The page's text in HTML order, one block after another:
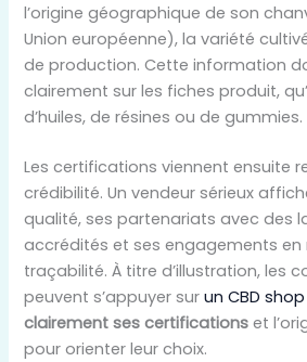
l’origine géographique de son
Union européenne), la variété
de production. Cette information
clairement sur les fiches produit,
d’huiles, de résines ou de gummies.
Les certifications viennent ensuite
crédibilité. Un vendeur sérieux
qualité, ses partenariats avec des
accrédités et ses engagements en
traçabilité. À titre d’illustration, les
peuvent s’appuyer surun CBD
clairement ses certifications et
pour orienter leur choix.